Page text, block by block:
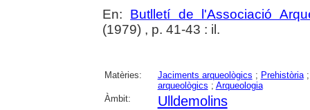
En: Butlletí de l'Associació
(1979) , p. 41-43 : il.
Matèries: Jaciments arqueològics ; Prehistòria
arqueològics ; Arqueologia
Àmbit:
Ulldemolins